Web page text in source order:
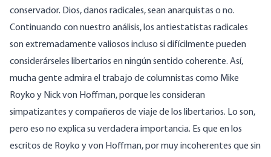
conservador. Dios, danos radicales, sean anarquistas o no.
Continuando con nuestro análisis, los antiestatistas radicales
son extremadamente valiosos incluso si difícilmente pueden
considerárseles libertarios en ningún sentido coherente. Así,
mucha gente admira el trabajo de columnistas como Mike
Royko y Nick von Hoffman, porque les consideran
simpatizantes y compañeros de viaje de los libertarios. Lo son,
pero eso no explica su verdadera importancia. Es que en los
escritos de Royko y von Hoffman, por muy incoherentes que sin